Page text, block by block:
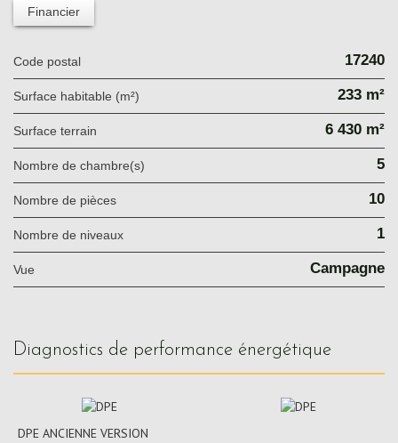
Financier
Code postal 17240
Surface habitable (m²) 233 m²
surface terrain 6 430 m²
Nombre de chambre(s) 5
Nombre de pièces 10
Nombre de niveaux 1
Vue Campagne
diagnostics de performance énergétique
DPE ANCIENNE VERSION